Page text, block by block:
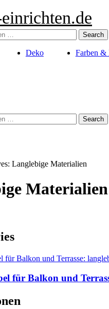
Search
Deko Farben &
Search
Langlebige Materialien
Materialien
für Balkon und